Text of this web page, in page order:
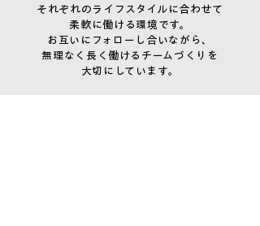
それぞれのライフスタイルに合わせて
柔軟に働ける環境です。
お互いにフォローし合いながら、
無理なく長く働けるチームづくりを
大切にしています。